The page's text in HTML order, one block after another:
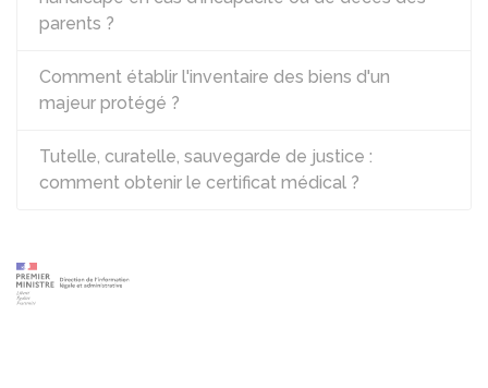
parents ?
Comment établir l'inventaire des biens d'un
majeur protégé ?
Tutelle, curatelle, sauvegarde de justice :
comment obtenir le certificat médical ?